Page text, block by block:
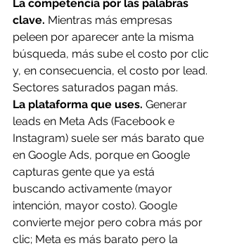
La competencia por las palabras
clave. Mientras más empresas
peleen por aparecer ante la misma
búsqueda, más sube el costo por clic
y, en consecuencia, el costo por lead.
Sectores saturados pagan más.
La plataforma que uses. Generar
leads en Meta Ads (Facebook e
Instagram) suele ser más barato que
en Google Ads, porque en Google
capturas gente que ya está
buscando activamente (mayor
intención, mayor costo). Google
convierte mejor pero cobra más por
clic; Meta es más barato pero la